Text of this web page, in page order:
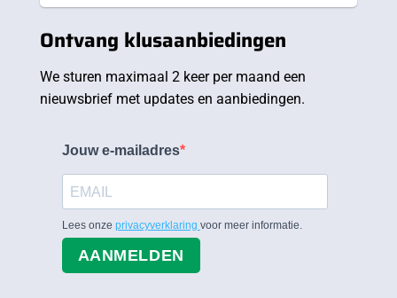
Ontvang klusaanbiedingen
We sturen maximaal 2 keer per maand een
nieuwsbrief met updates en aanbiedingen.
Jouw e-mailadres
Lees onze privacyverklaring voor meer informatie.
AANMELDEN